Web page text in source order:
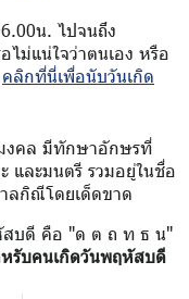
น. ไปจนถึง
ม่แน่ใจว่าตนเอง หรือ
คลิกที่นี่เพื่อนับวันเกิด
งคล มีทักษาอักษรที่
และมนตรี รวมอยู่ในชื่อ
ลกิณีโดยเด็ดขาด
บดี คือ "ด ต ถ ท ธ น"
รับคนเกิดวันพฤหัสบดี